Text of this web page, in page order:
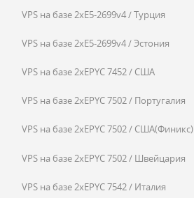
VPS на базе 2xE5-2699v4 / Турция
VPS на базе 2xE5-2699v4 / Эстония
VPS на базе 2xEPYC 7452 / США
VPS на базе 2xEPYC 7502 / Португалия
VPS на базе 2xEPYC 7502 / США(Финикс)
VPS на базе 2xEPYC 7502 / Швейцария
VPS на базе 2xEPYC 7542 / Италия